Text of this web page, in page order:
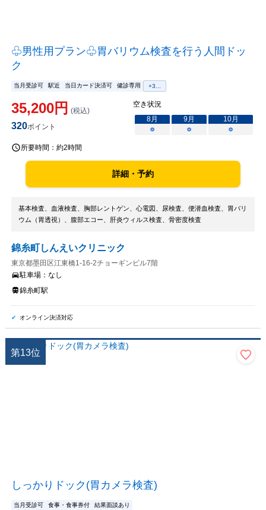
♧男性用プラン♧胃バリウム検査を行う人間ドッ
ク
当月受診可 駅近 当日カード決済可 健診専用 +3...
35,200円 (税込)
320ポイント
空き状況
8月 9月 10月
○
○ ○
所要時間： 約2時間
詳細・予約
基本検査、血液検査、胸部レントゲン、心電図、尿検査、便潜血検査、胃バリ
ウム（胃透視）、腹部エコー、肝炎ウィルス検査、骨密度検査
錦糸町しんえいクリニック
東京都墨田区江東橋1-16-2チョーギンビル7階
駐車場： なし
錦糸町駅
オンライン決済対応
第13位
しっかりドック(胃カメラ検査)
当月受診可 食事・食事券付 結果面談あり